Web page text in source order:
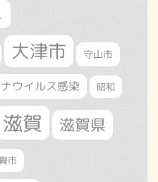
大津市 守山市
ウイルス感染 昭和
滋賀 滋賀県
市